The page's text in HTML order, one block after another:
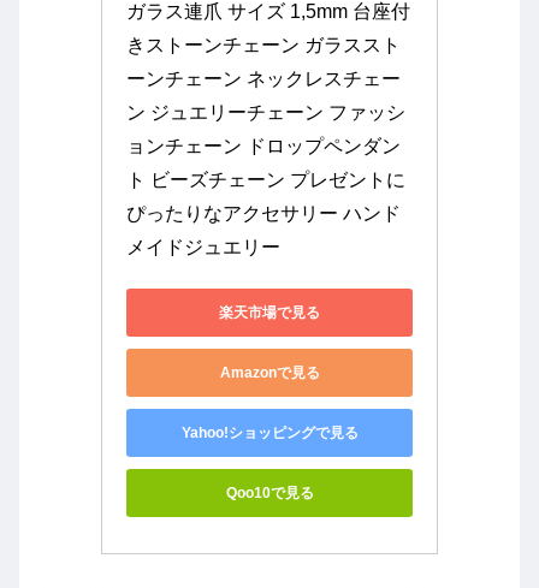
ガラス連爪 サイズ 1,5mm 台座付
きストーンチェーン ガラススト
ーンチェーン ネックレスチェー
ン ジュエリーチェーン ファッシ
ョンチェーン ドロップペンダン
ト ビーズチェーン プレゼントに
ぴったりなアクセサリー ハンド
メイドジュエリー
楽天市場で見る
Amazonで見る
Yahoo!ショッピングで見る
Qoo10で見る